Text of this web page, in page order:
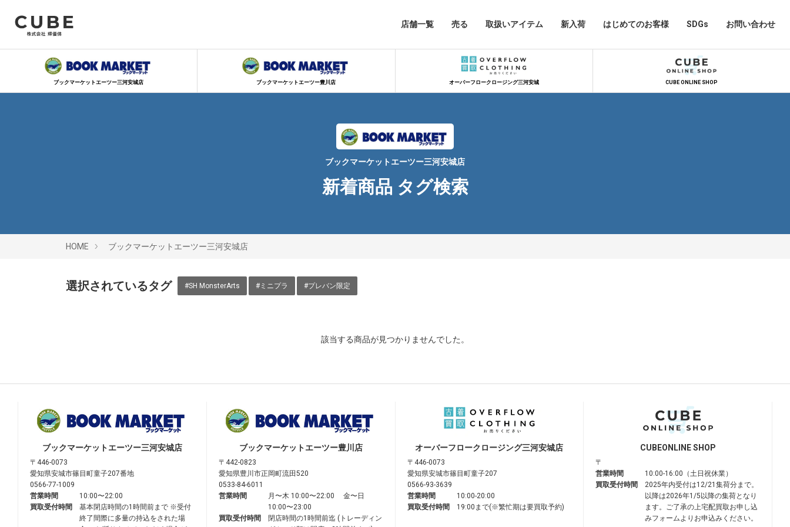
店舗一覧 売る 取扱いアイテム 新入荷 はじめてのお客様 SDGs お問い合わせ
ブックマーケットエーツー三河安城店 ブックマーケットエーツー豊川店 オーバーフロークロージング三河安城 CUBE ONLINE SHOP
ブックマーケットエーツー三河安城店
新着商品 タグ検索
HOME ブックマーケットエーツー三河安城店
選択されているタグ #SH MonsterArts #ミニプラ #プレバン限定
該当する商品が見つかりませんでした。
ブックマーケットエーツー三河安城店
〒446-0073
愛知県安城市篠目町童子207番地
0566-77-1009
営業時間
10:00〜22:00
買取受付時間
基本閉店時間の1時間前まで ※受付
終了間際に多量の持込をされた場
ブックマーケットエーツー豊川店
〒442-0823
愛知県豊川市正岡町流田520
0533-84-6011
営業時間
月〜木 10:00〜22:00 金〜日
10:00〜23:00
買取受付時間
閉店時間の1時間前迄 (トレーディン
オーバーフロークロージング三河安城店
〒446-0073
愛知県安城市篠目町童子207
0566-93-3639
営業時間
10:00-20:00
買取受付時間
19:00まで(※繁忙期は要買取予約)
CUBEONLINE SHOP
〒
営業時間
10:00-16:00（土日祝休業）
買取受付時間
2025年内受付は12/21集荷分まで。
以降は2026年1/5以降の集荷となり
ます。ご了承の上宅配買取お申し込
みフォームよりお申込みください。